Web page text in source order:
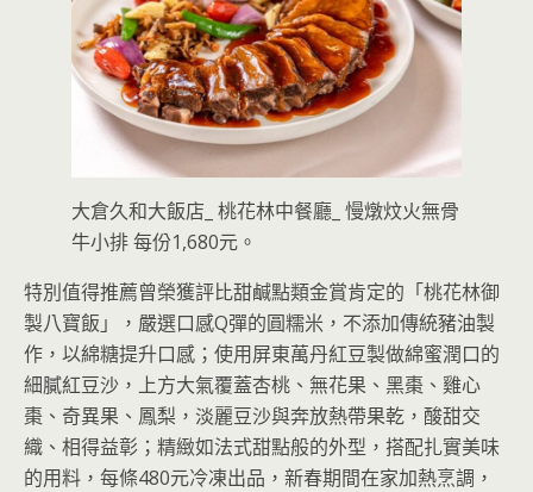
大倉久和大飯店_ 桃花林中餐廳_ 慢燉炆火無骨
牛小排 每份1,680元。
特別值得推薦曾榮獲評比甜鹹點類金賞肯定的「桃花林御
製八寶飯」，嚴選口感Q彈的圓糯米，不添加傳統豬油製
作，以綿糖提升口感；使用屏東萬丹紅豆製做綿蜜潤口的
細膩紅豆沙，上方大氣覆蓋杏桃、無花果、黑棗、雞心
棗、奇異果、鳳梨，淡麗豆沙與奔放熱帶果乾，酸甜交
織、相得益彰；精緻如法式甜點般的外型，搭配扎實美味
的用料，每條480元冷凍出品，新春期間在家加熱烹調，